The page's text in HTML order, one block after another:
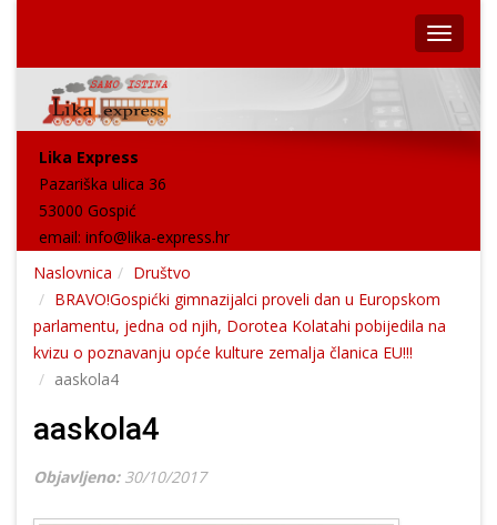
Lika Express
Pazariška ulica 36
53000 Gospić
email: info@lika-express.hr
Naslovnica
Društvo
BRAVO!Gospićki gimnazijalci proveli dan u Europskom
parlamentu, jedna od njih, Dorotea Kolatahi pobijedila na
kvizu o poznavanju opće kulture zemalja članica EU!!!
aaskola4
aaskola4
Objavljeno: 30/10/2017